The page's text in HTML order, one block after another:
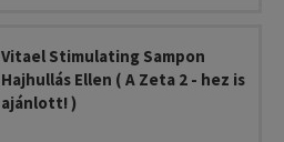
Vitael Stimulating Sampon
Hajhullás Ellen ( A Zeta 2 - hez is
ajánlott! )